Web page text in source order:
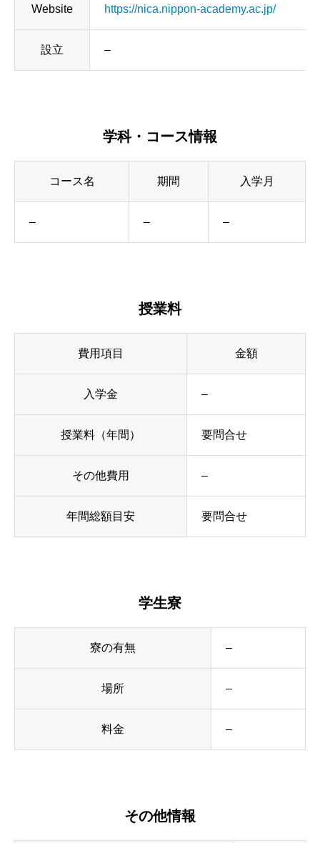
Website https://nica.nippon-academy.ac.jp/
設立 –
学科・コース情報
コース名 期間 入学月
– – –
授業料
費用項目 金額
入学金 –
授業料（年間） 要問合せ
その他費用 –
年間総額目安 要問合せ
学生寮
寮の有無 –
場所 –
料金 –
その他情報